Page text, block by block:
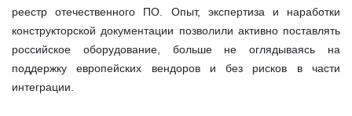
реестр отечественного ПО. Опыт, экспертиза и наработки
конструкторской документации позволили активно поставлять
российское оборудование, больше не оглядываясь на
поддержку европейских вендоров и без рисков в части
интеграции.